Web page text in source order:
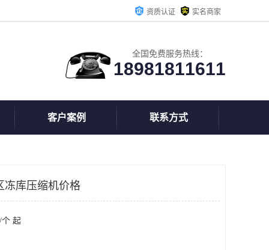
资质认证 实名商家
全国免费服务热线：
18981811611
客户案例 联系方式
冻库压缩机价格
起